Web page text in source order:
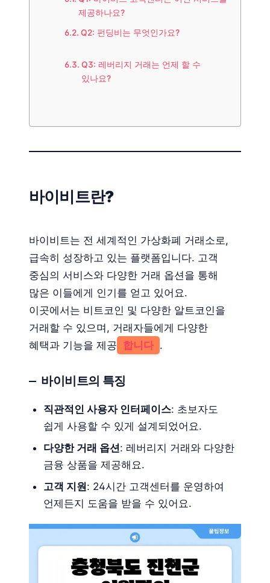
제공하나요?
Q2: 펀딩비는 무엇인가요?
Q3: 레버리지 거래는 언제 할 수
있나요?
바이비트란?
바이비트는 전 세계적인 가상화폐 거래소로,
급속히 성장하고 있는 플랫폼입니다. 고객
중심의 서비스와 다양한 거래 옵션을 통해
많은 이들에게 인기를 얻고 있어요.
이곳에서는 비트코인 및 다양한 알트코인을
거래할 수 있으며, 거래자들에게 다양한
혜택과 기능을 제공 합니다 .
바이비트의 특징
직관적인 사용자 인터페이스: 초보자도
쉽게 사용할 수 있게 설계되었어요.
다양한 거래 옵션: 레버리지 거래와 다양한
금융 상품을 제공해요.
고객 지원: 24시간 고객센터를 운영하여
언제든지 도움을 받을 수 있어요.